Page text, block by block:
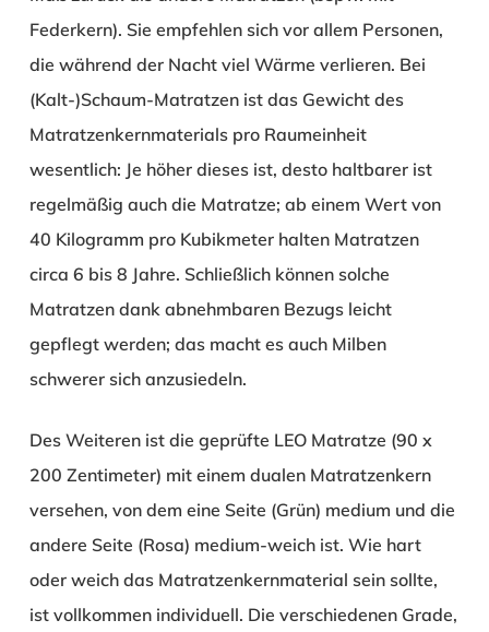
Federkern). Sie empfehlen sich vor allem Personen,
die während der Nacht viel Wärme verlieren. Bei
(Kalt-)Schaum-Matratzen ist das Gewicht des
Matratzenkernmaterials pro Raumeinheit
wesentlich: Je höher dieses ist, desto haltbarer ist
regelmäßig auch die Matratze; ab einem Wert von
40 Kilogramm pro Kubikmeter halten Matratzen
circa 6 bis 8 Jahre. Schließlich können solche
Matratzen dank abnehmbaren Bezugs leicht
gepflegt werden; das macht es auch Milben
schwerer sich anzusiedeln.
Des Weiteren ist die geprüfte LEO Matratze (90 x
200 Zentimeter) mit einem dualen Matratzenkern
versehen, von dem eine Seite (Grün) medium und die
andere Seite (Rosa) medium-weich ist. Wie hart
oder weich das Matratzenkernmaterial sein sollte,
ist vollkommen individuell. Die verschiedenen Grade,